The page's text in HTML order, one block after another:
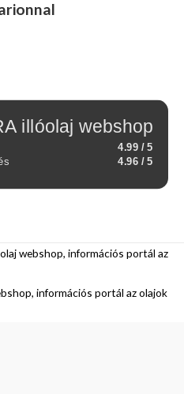
illóolaj webshop
4.99 / 5
4.96 / 5
webshop, információs portál az
információs portál az olajok